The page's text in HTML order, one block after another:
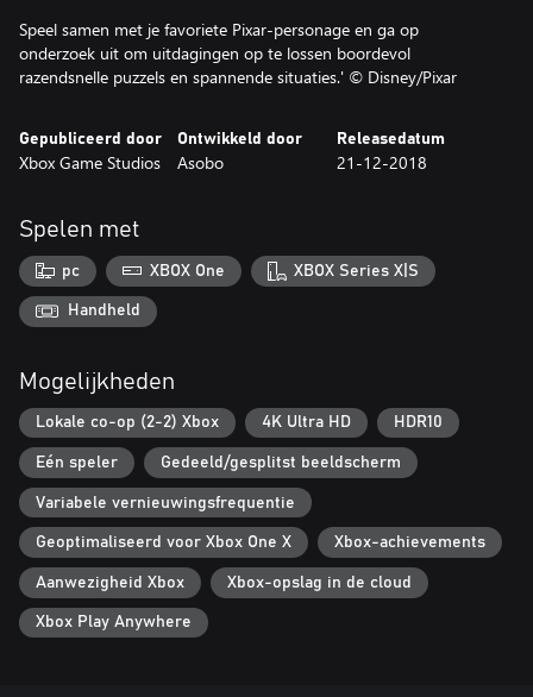
Speel samen met je favoriete Pixar-personage en ga op
onderzoek uit om uitdagingen op te lossen boordevol
razendsnelle puzzels en spannende situaties.' © Disney/Pixar
Gepubliceerd door
Xbox Game Studios
Ontwikkeld door
Asobo
Releasedatum
21-12-2018
Spelen met
pc XBOX One XBOX Series X|S
Handheld
Mogelijkheden
Lokale co-op (2-2) Xbox 4K Ultra HD HDR10
Eén speler Gedeeld/gesplitst beeldscherm
Variabele vernieuwingsfrequentie
Geoptimaliseerd voor Xbox One X Xbox-achievements
Aanwezigheid Xbox Xbox-opslag in de cloud
Xbox Play Anywhere